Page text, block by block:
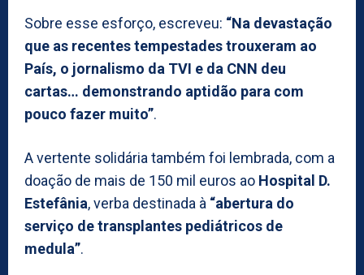
Sobre esse esforço, escreveu: “Na devastação
que as recentes tempestades trouxeram ao
País, o jornalismo da TVI e da CNN deu
cartas… demonstrando aptidão para com
pouco fazer muito”.
A vertente solidária também foi lembrada, com a
doação de mais de 150 mil euros ao Hospital D.
Estefânia, verba destinada à “abertura do
serviço de transplantes pediátricos de
medula”.